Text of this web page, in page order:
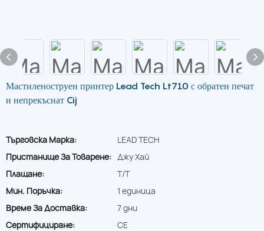
Мастиленоструен принтер Lead Tech Lt710 с обратен печат
и непрекъснат Cij
Търговска Марка:
LEAD TECH
Пристанище За Товарене: Джу Хай
Плащане:
T/T
Мин. Поръчка:
1 единица
Време За Доставка:
7 дни
Сертифициране:
CE